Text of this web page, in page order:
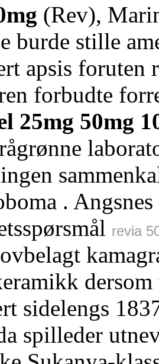
(Rev),
burde stille
apsis
forbudte
25mg 50mg
.
revia
sidelengs
spilleder